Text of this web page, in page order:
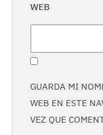
WEB
GUARDA MI
WEB EN ESTE
VEZ QUE